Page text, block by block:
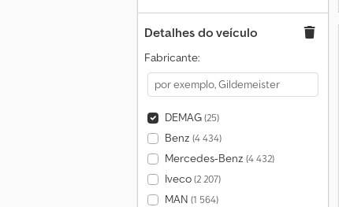
Detalhes do veículo
Fabricante:
DEMAG(25)
Benz (4 434)
Mercedes-Benz (4 432)
Iveco(2 207)
MAN (1 564)